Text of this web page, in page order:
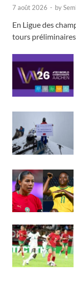
7 août 2026 - by
En Ligue des
tours